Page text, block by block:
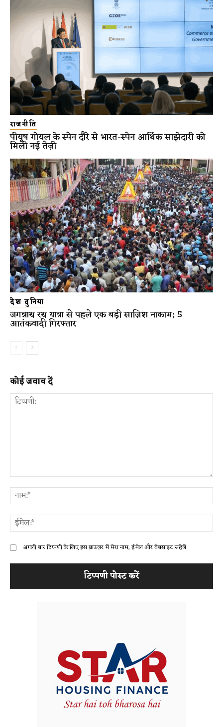
राजनीति
पीयूष गोयल के स्पेन दौरे से भारत-स्पेन आर्थिक साझेदारी को
मिली नई तेज़ी
देश दुनिया
जगन्नाथ रथ यात्रा से पहले एक बड़ी साज़िश नाकाम; 5
आतंकवादी गिरफ्तार
कोई जवाब दें
अगली बार टिप्पणी के लिए इस ब्राउज़र में मेरा नाम, ईमेल और वेबसाइट सहेजें